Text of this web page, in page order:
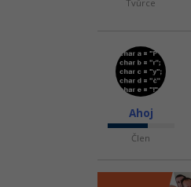
Tvůrce
Ahoj
Člen